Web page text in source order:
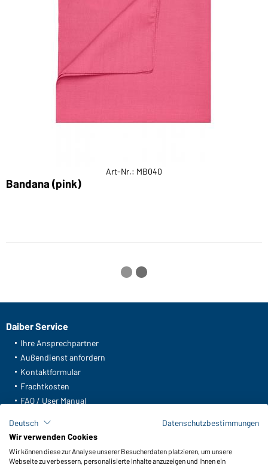
Art-Nr.: MB040
Bandana (pink)
Daiber Service
Ihre Ansprechpartner
Außendienst anfordern
Kontaktformular
Frachtkosten
FAQ / User Manual
Meldeportal nach Hinweisgeberschutz
Funktionen & Pflege
Deutsch
Datenschutzbestimmungen
Wir verwenden Cookies
Wir können diese zur Analyse unserer Besucherdaten platzieren, um unsere
Webseite zu verbessern, personalisierte Inhalte anzuzeigen und Ihnen ein